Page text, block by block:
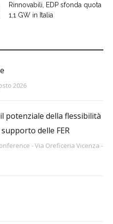
Rinnovabili, EDP sfonda quota
1,1 GW in Italia
2026
potenziale della flessibilità
delle FER
- Via Oreficeria Vicenza -